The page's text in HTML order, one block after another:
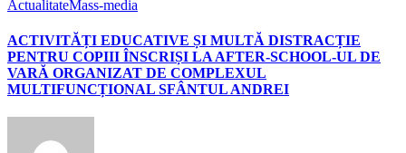
ActualitateMass-media
ACTIVITĂȚI EDUCATIVE ȘI MULTĂ DISTRACȚIE
PENTRU COPIII ÎNSCRIȘI LA AFTER-SCHOOL-UL DE
VARĂ ORGANIZAT DE COMPLEXUL
MULTIFUNCȚIONAL SFÂNTUL ANDREI